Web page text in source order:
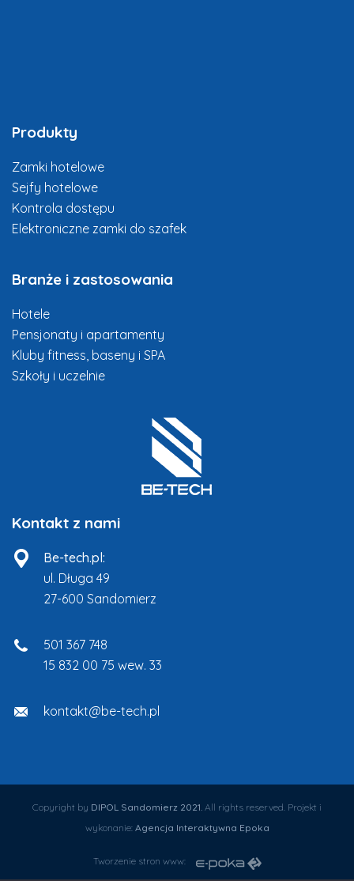
Produkty
Zamki hotelowe
Sejfy hotelowe
Kontrola dostępu
Elektroniczne zamki do szafek
Branże i zastosowania
Hotele
Pensjonaty i apartamenty
Kluby fitness, baseny i SPA
Szkoły i uczelnie
Kontakt z nami
Be-tech.pl:
ul. Długa 49
27-600 Sandomierz
501 367 748
15 832 00 75 wew. 33
kontakt@be-tech.pl
Copyright by DIPOL Sandomierz 2021. All rights reserved. Projekt i
wykonanie: Agencja Interaktywna Epoka
Tworzenie stron www: